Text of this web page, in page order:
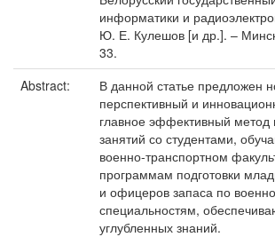
информатики и
Ю. Е. Кулешов [и др.]. –
33.
Abstract:
В данной статье предложен
перспективный и
главное эффективный метод
занятий со студентами,
военно-транспортном
программам подготовки
и офицеров запаса по
специальностям,
углубленных знаний.